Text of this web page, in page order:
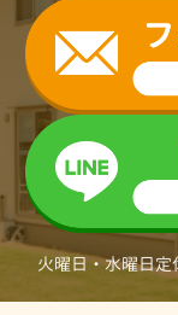
火曜日・水曜日定